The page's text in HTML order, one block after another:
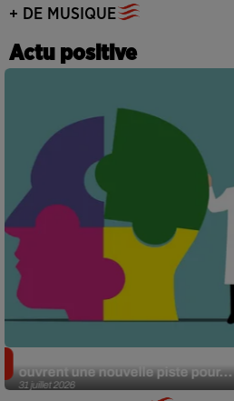
+ DE MUSIQUE
Actu positive
31 juillet 2026
ouvrent une nouvelle piste pour...